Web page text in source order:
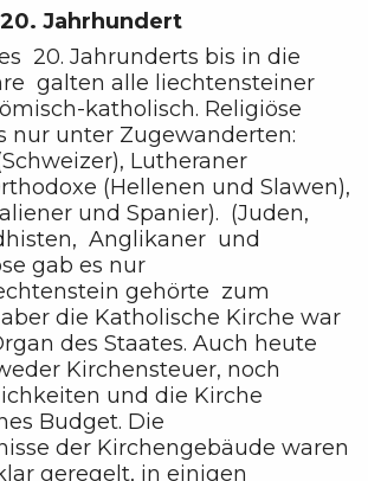
Jahrhundert
20. Jahrunderts bis in die
galten alle liechtensteiner
katholisch. Religiöse
nur unter Zugewanderten:
Lutheraner
(Hellenen und Slawen),
und Spanier). (Juden,
Anglikaner und
gab es nur
gehörte zum
die Katholische Kirche war
des Staates. Auch heute
Kirchensteuer, noch
und die Kirche
Budget. Die
der Kirchengebäude waren
geregelt, in einigen